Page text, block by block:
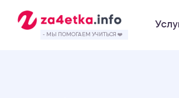
- МЫ ПОМОГАЕМ УЧИТЬСЯ ❤️